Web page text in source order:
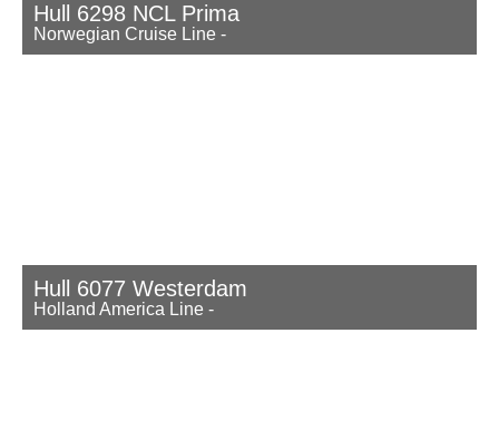
Hull 6298 NCL Prima
Norwegian Cruise Line -
Hull 6077 Westerdam
Holland America Line -